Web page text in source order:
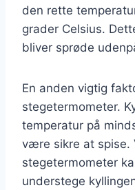
den rette
grader Celsius.
bliver sprøde
En anden vigtig
stegetermometer.
temperatur på
være sikre at spise.
stegetermometer
understege